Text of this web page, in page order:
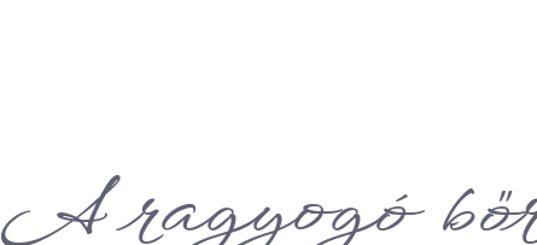
A ragyogó bőr